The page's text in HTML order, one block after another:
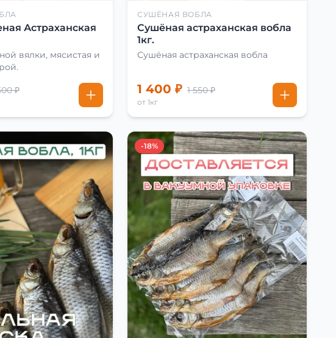
Астраханская
вялки, мясистая и
₽
СУШЁНАЯ ВОБЛА
Сушёная астраханская вобла
1кг.
Сушёная астраханская вобла
1 400 ₽ 1 550 ₽
от 1кг
-18%